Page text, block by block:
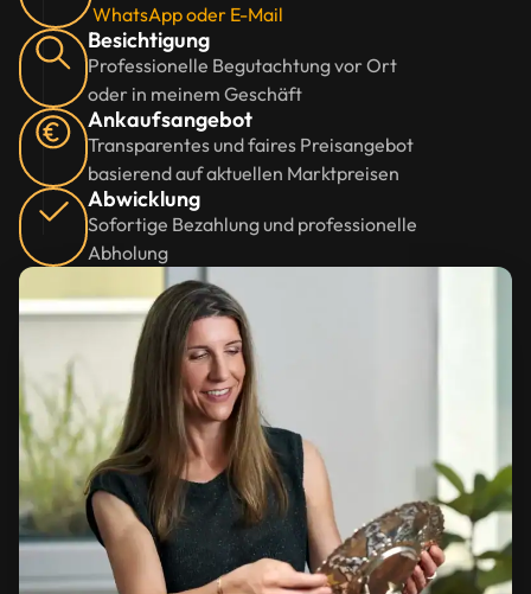
WhatsApp oder E-Mail
Besichtigung
Professionelle Begutachtung vor Ort
oder in meinem Geschäft
Ankaufsangebot
Transparentes und faires Preisangebot
basierend auf aktuellen Marktpreisen
Abwicklung
Sofortige Bezahlung und professionelle
Abholung